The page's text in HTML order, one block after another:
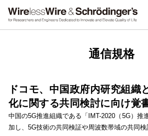
通信規格
ドコモ、中国政府内研究組織
化に関する共同検討に向け覚
中国の5G推進組織である「IMT-2020（5G）推
加し、5G技術の共同検証や周波数帯域の共同検